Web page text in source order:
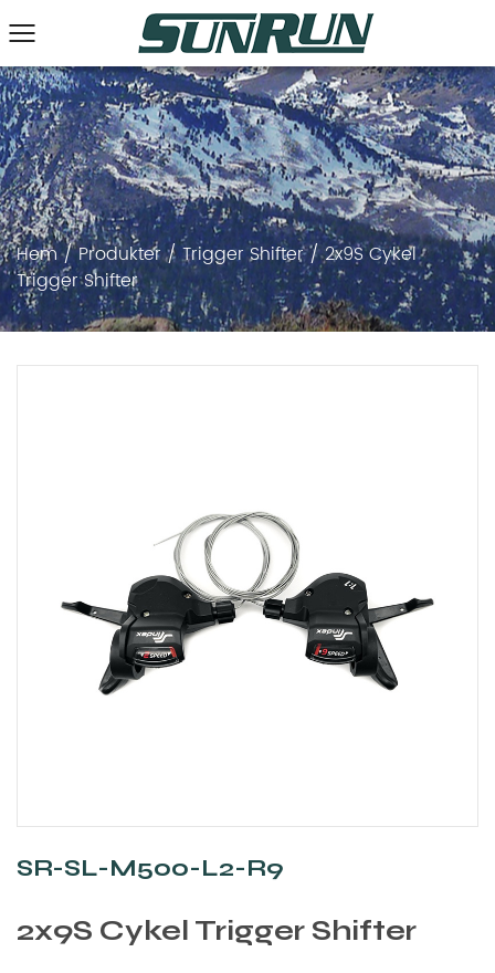
Hem/Produkter/Trigger Shifter/2x9S Cykel
Trigger Shifter
SR-SL-M500-L2-R9
2x9S Cykel Trigger Shifter